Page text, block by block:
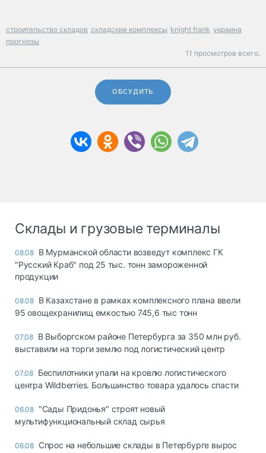
строительство складов складские комплексы knight frank украина
прогнозы
11 просмотров всего.
ОБСУДИТЬ
Склады и грузовые терминалы
08.08 В Мурманской области возведут комплекс ГК
"Русский Краб" под 25 тыс. тонн замороженной
продукции
08.08 В Казахстане в рамках комплексного плана ввели
95 овощехранилищ емкостью 745,6 тыс тонн
07.08 В Выборгском районе Петербурга за 350 млн руб.
выставили на торги землю под логистический центр
07.08 Беспилотники упали на кровлю логистического
центра Wildberries. Большинство товара удалось спасти
06.08 "Сады Придонья" строят новый
мультифункциональный склад сырья
06.08 Спрос на небольшие склады в Петербурге вырос